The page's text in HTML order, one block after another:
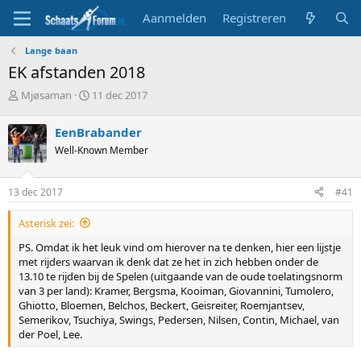
Aanmelden Registreren
Lange baan
EK afstanden 2018
T
p
i
c
s
t
a
r
t
r
Mjøsaman
S
r
t
a
u
11 dec 2017
EenBrabander
Well-Known Member
13 dec 2017 #41
Asterisk zei:
PS. Omdat ik het leuk vind om hierover na te denken, hier een lijstje
met rijders waarvan ik denk dat ze het in zich hebben onder de
13.10 te rijden bij de Spelen (uitgaande van de oude toelatingsnorm
van 3 per land): Kramer, Bergsma, Kooiman, Giovannini, Tumolero,
Ghiotto, Bloemen, Belchos, Beckert, Geisreiter, Roemjantsev,
Semerikov, Tsuchiya, Swings, Pedersen, Nilsen, Contin, Michael, van
der Poel, Lee.